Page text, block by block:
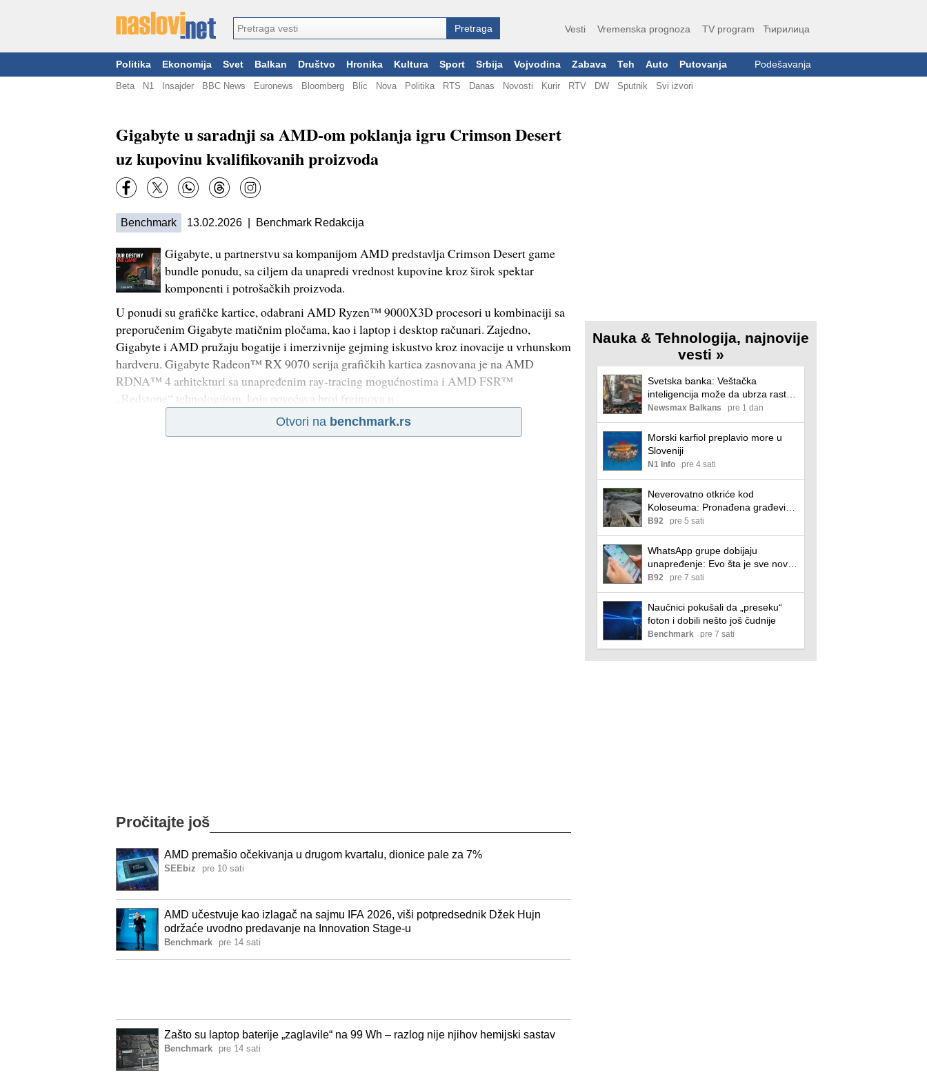
Vesti Vremenska prognoza TV program Ћирилица
Politika Ekonomija Svet Balkan Društvo Hronika Kultura Sport Srbija Vojvodina Zabava Teh Auto Putovanja Podešavanja
Beta N1 Insajder BBC News Euronews Bloomberg Blic Nova Politika RTS Danas Novosti Kurir RTV DW Sputnik Svi izvori
Gigabyte u saradnji sa AMD-om poklanja igru Crimson Desert
uz kupovinu kvalifikovanih proizvoda
Benchmark 13.02.2026 | Benchmark Redakcija
Gigabyte, u partnerstvu sa kompanijom AMD predstavlja Crimson Desert game
bundle ponudu, sa ciljem da unapredi vrednost kupovine kroz širok spektar
komponenti i potrošačkih proizvoda.
U ponudi su grafičke kartice, odabrani AMD Ryzen™ 9000X3D procesori u kombinaciji sa
preporučenim Gigabyte matičnim pločama, kao i laptop i desktop računari. Zajedno,
Gigabyte i AMD pružaju bogatije i imerzivnije gejming iskustvo kroz inovacije u vrhunskom
hardveru. Gigabyte Radeon™ RX 9070 serija grafičkih kartica zasnovana je na AMD
RDNA™ 4 arhitekturi sa unapređenim ray-tracing mogućnostima i AMD FSR™
„Redstone“ tehnologijom, koja povećava broj frejmova u
Otvori na benchmark.rs
Pročitajte još
AMD premašio očekivanja u drugom kvartalu, dionice pale za 7%
SEEbiz pre 10 sati
AMD učestvuje kao izlagač na sajmu IFA 2026, viši potpredsednik Džek Hujn
održaće uvodno predavanje na Innovation Stage-u
Benchmark pre 14 sati
Zašto su laptop baterije „zaglavile“ na 99 Wh – razlog nije njihov hemijski sastav
Benchmark pre 14 sati
Nauka & Tehnologija, najnovije
vesti »
Svetska banka: Veštačka
inteligencija može da ubrza rast
zemalja u razvoju za ceo vek
Newsmax Balkans pre 1 dan
Morski karfiol preplavio more u
Sloveniji
N1 Info pre 4 sati
Neverovatno otkriće kod
Koloseuma: Pronađena građevina
iz drugog veka FOTO
B92 pre 5 sati
WhatsApp grupe dobijaju
unapređenje: Evo šta je sve novo
Meta spremila
B92 pre 7 sati
Naučnici pokušali da „preseku“
foton i dobili nešto još čudnije
Benchmark pre 7 sati